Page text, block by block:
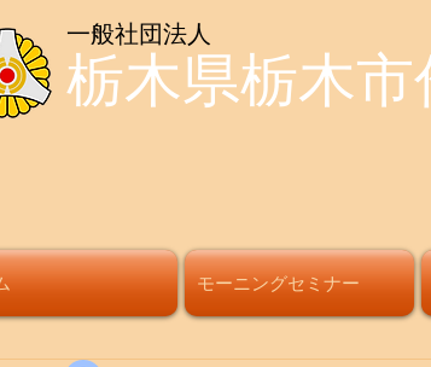
一般社団法人
栃木県栃木
モーニングセミナー